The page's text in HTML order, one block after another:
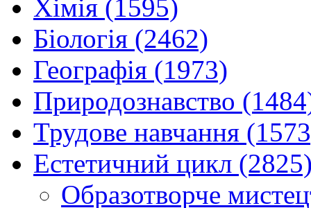
Хімія (1595)
Біологія (2462)
Географія (1973)
Природознавство
Трудове навчання
Естетичний цикл
Образотворче